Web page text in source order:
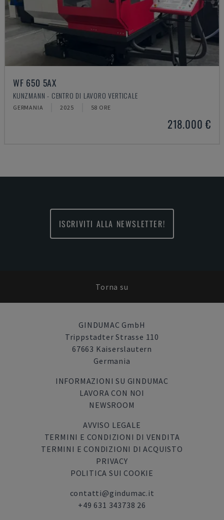
WF 650 5AX
KUNZMANN - CENTRO DI LAVORO VERTICALE
GERMANIA 2025 58 ORE
218.000 €
ISCRIVITI ALLA NEWSLETTER!
Torna su
GINDUMAC GmbH
Trippstadter Strasse 110
67663 Kaiserslautern
Germania
INFORMAZIONI SU GINDUMAC
LAVORA CON NOI
NEWSROOM
AVVISO LEGALE
TERMINI E CONDIZIONI DI VENDITA
TERMINI E CONDIZIONI DI ACQUISTO
PRIVACY
POLITICA SUI COOKIE
contatti@gindumac.it
+49 631 343738 26